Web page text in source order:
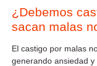
¿Debemos
sacan malas
El castigo por malas
generando ansiedad